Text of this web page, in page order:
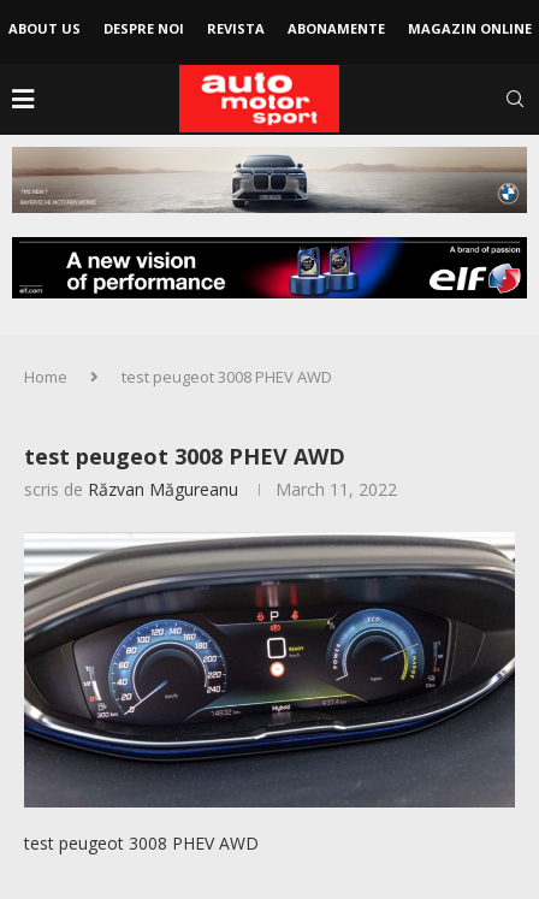
ABOUT US DESPRE NOI REVISTA ABONAMENTE MAGAZIN ONLINE
Home test peugeot 3008 PHEV AWD
test peugeot 3008 PHEV AWD
scris de Răzvan Măgureanu March 11, 2022
test peugeot 3008 PHEV AWD